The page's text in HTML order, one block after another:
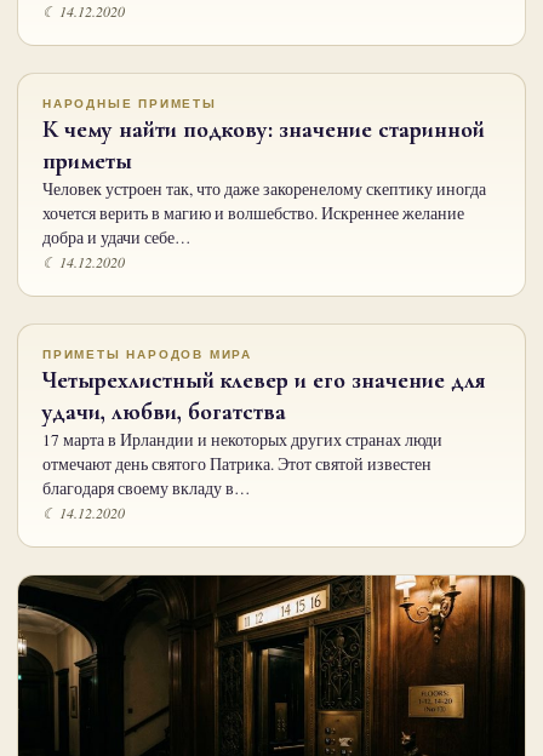
☾ 14.12.2020
НАРОДНЫЕ ПРИМЕТЫ
К чему найти подкову: значение старинной
приметы
Человек устроен так, что даже закоренелому скептику иногда
хочется верить в магию и волшебство. Искреннее желание
добра и удачи себе…
☾ 14.12.2020
ПРИМЕТЫ НАРОДОВ МИРА
Четырехлистный клевер и его значение для
удачи, любви, богатства
17 марта в Ирландии и некоторых других странах люди
отмечают день святого Патрика. Этот святой известен
благодаря своему вкладу в…
☾ 14.12.2020